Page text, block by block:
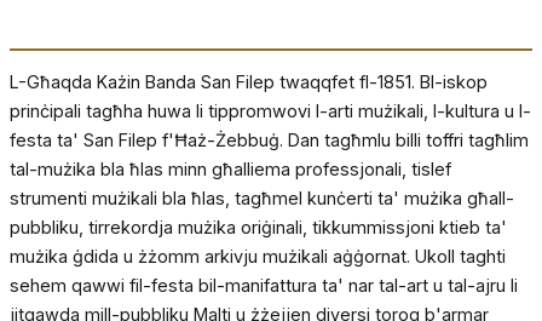
L-Għaqda Każin Banda San Filep twaqqfet fl-1851. Bl-iskop
prinċipali tagħha huwa li tippromwovi l-arti mużikali, l-kultura u l-
festa ta' San Filep f'Ħaż-Żebbuġ. Dan tagħmlu billi toffri tagħlim
tal-mużika bla ħlas minn għalliema professjonali, tislef
strumenti mużikali bla ħlas, tagħmel kunċerti ta' mużika għall-
pubbliku, tirrekordja mużika oriġinali, tikkummissjoni ktieb ta'
mużika ġdida u żżomm arkivju mużikali aġġornat. Ukoll taghti
sehem qawwi fil-festa bil-manifattura ta' nar tal-art u tal-ajru li
jitgawda mill-pubbliku Malti u żżejjen diversi toroq b'armar